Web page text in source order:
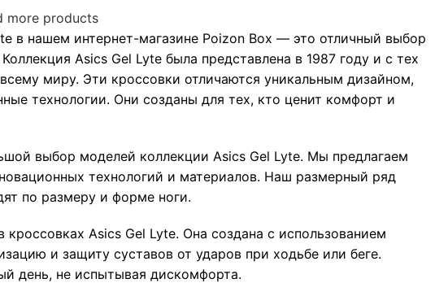
more products
в нашем интернет-магазине Poizon Box — это отличный выбор
Asics Gel Lyte была представлена в 1987 году и с тех
миру. Эти кроссовки отличаются уникальным дизайном,
технологии. Они созданы для тех, кто ценит комфорт и
выбор моделей коллекции Asics Gel Lyte. Мы предлагаем
технологий и материалов. Наш размерный ряд
по размеру и форме ноги.
Asics Gel Lyte. Она создана с использованием
и защиту суставов от ударов при ходьбе или беге.
день, не испытывая дискомфорта.